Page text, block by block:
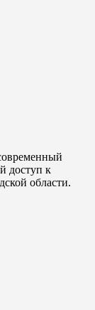
доступ к
области.